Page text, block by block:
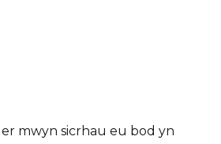
mwyn sicrhau eu bod yn